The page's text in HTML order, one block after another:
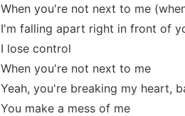
When you're not next to me
I'm falling apart right in front of
I lose control
When you're not next to me
Yeah, you're breaking my heart,
You make a mess of me